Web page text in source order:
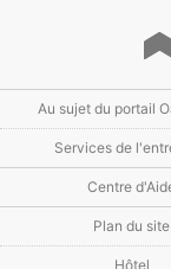
Au sujet du portail
Services de
Centre
Plan du site
Hôtel